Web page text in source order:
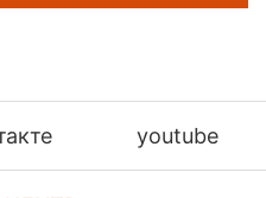
youtube